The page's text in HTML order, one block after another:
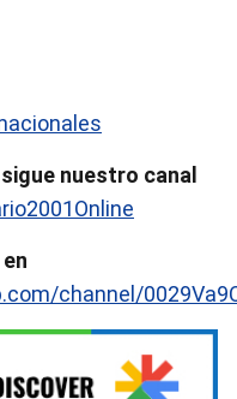
nuestro canal
channel/